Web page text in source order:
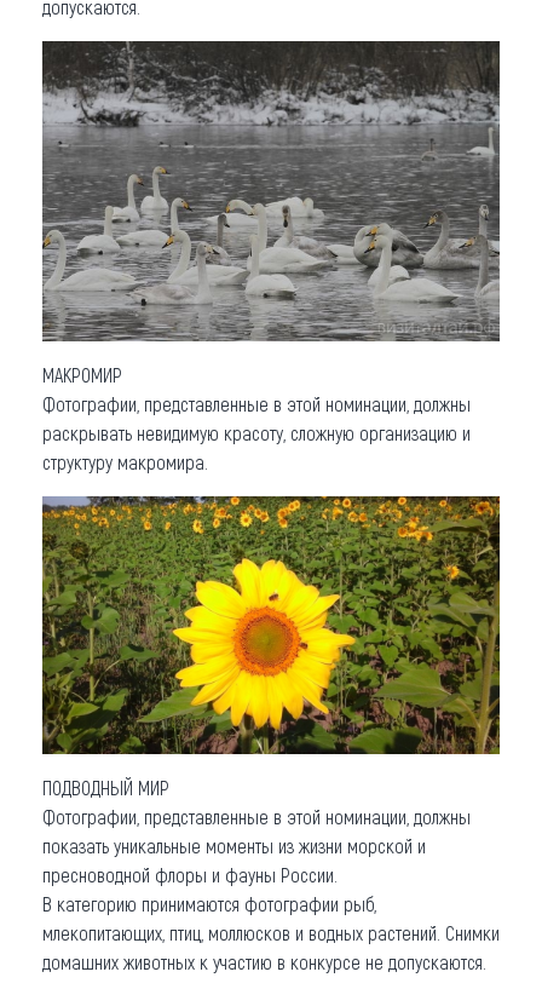
допускаются.
МАКРОМИР
Фотографии, представленные в этой номинации, должны
раскрывать невидимую красоту, сложную организацию и
структуру макромира.
ПОДВОДНЫЙ МИР
Фотографии, представленные в этой номинации, должны
показать уникальные моменты из жизни морской и
пресноводной флоры и фауны России.
В категорию принимаются фотографии рыб,
млекопитающих, птиц, моллюсков и водных растений. Cнимки
домашних животных к участию в конкурсе не допускаются.